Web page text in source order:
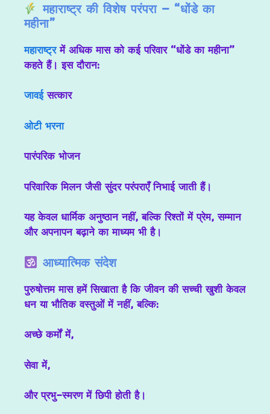
महाराष्ट्र की विशेष परंपरा – “धोंडे का
महीना”
महाराष्ट्रमें अधिक मास को कई परिवार “धोंडे का महीना”
कहते हैं। इस दौरान:
जावईसत्कार
ओटी भरना
पारंपरिक भोजन
परिवारिक मिलन जैसी सुंदर परंपराएँ निभाई जाती हैं।
यह केवल धार्मिक अनुष्ठान नहीं, बल्कि रिश्तों में प्रेम, सम्मान
और अपनापन बढ़ाने का माध्यम भी है।
आध्यात्मिक संदेश
पुरुषोत्तम मास हमें सिखाता है कि जीवन की सच्ची खुशी केवल
धन या भौतिक वस्तुओं में नहीं, बल्कि:
अच्छे कर्मों में,
सेवा में,
औरप्रभु-स्मरणमें छिपी होती है।